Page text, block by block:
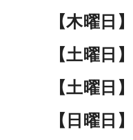
【木曜日】
【土曜日】
【土曜日】
【日曜日】